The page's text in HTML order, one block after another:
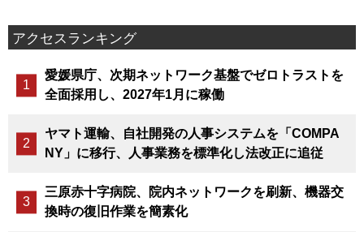
アクセスランキング
愛媛県庁、次期ネットワーク基盤でゼロトラストを
全面採用し、2027年1月に稼働
ヤマト運輸、自社開発の人事システムを「COMPA
NY」に移行、人事業務を標準化し法改正に追従
三原赤十字病院、院内ネットワークを刷新、機器交
換時の復旧作業を簡素化